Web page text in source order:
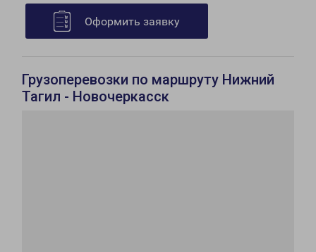
Оформить заявку
Грузоперевозки по маршруту Нижний
Тагил - Новочеркасск